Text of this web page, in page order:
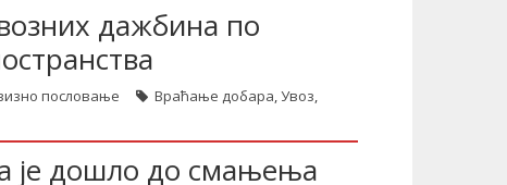
дажбина по
пословање Враћање добара,Увоз,
је дошло до смањења